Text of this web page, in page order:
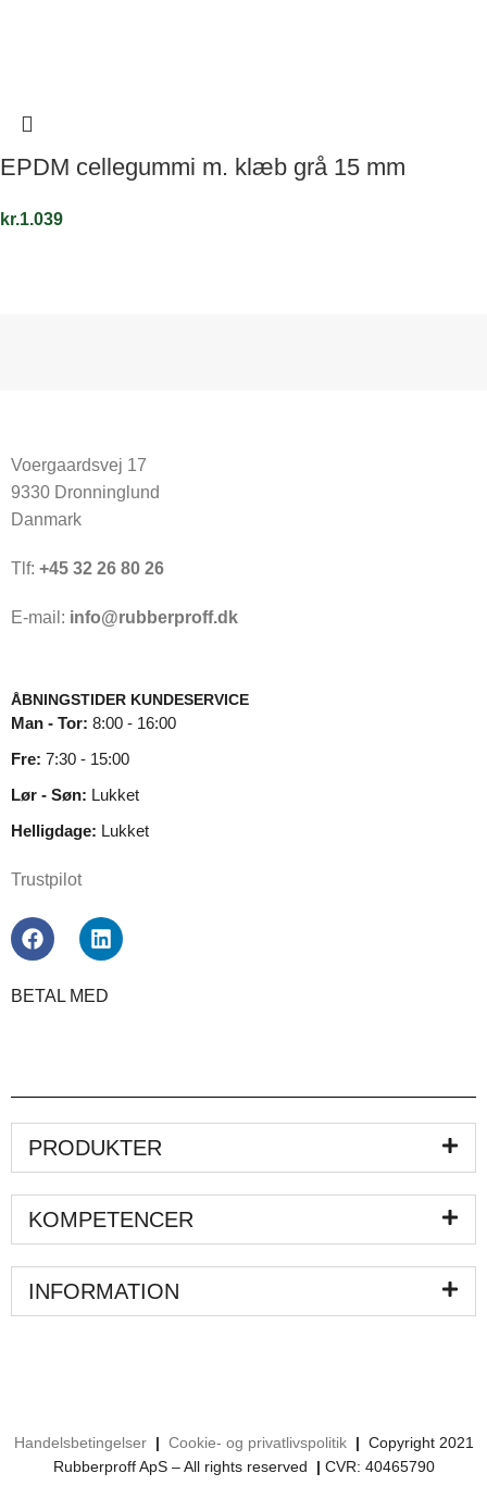
EPDM cellegummi m. klæb grå 15 mm
kr.1.039
Voergaardsvej 17
9330 Dronninglund
Danmark
Tlf: +45 32 26 80 26
E-mail: info@rubberproff.dk
ÅBNINGSTIDER KUNDESERVICE
Man - Tor: 8:00 - 16:00
Fre: 7:30 - 15:00
Lør - Søn: Lukket
Helligdage: Lukket
Trustpilot
BETAL MED
PRODUKTER
KOMPETENCER
INFORMATION
Handelsbetingelser | Cookie- og privatlivspolitik | Copyright 2021
Rubberproff ApS – All rights reserved | CVR: 40465790